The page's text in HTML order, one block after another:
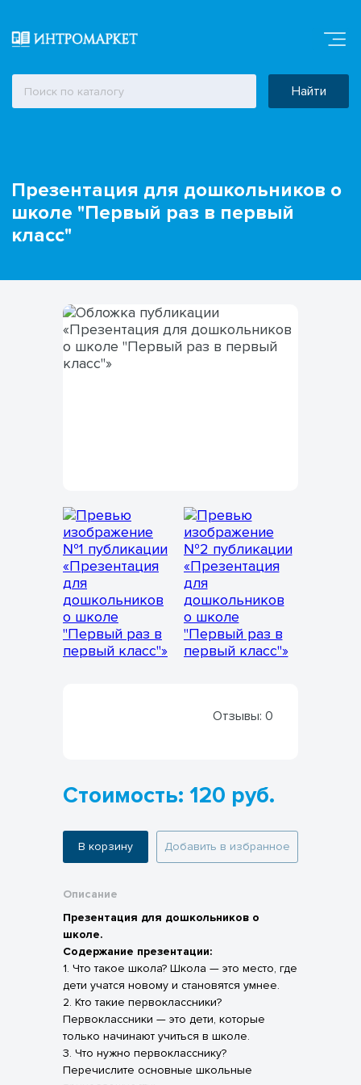
Найти
Презентация для дошкольников о
школе "Первый раз в первый
класс"
Отзывы: 0
Стоимость: 120 руб.
В корзину Добавить в избранное
Описание
Презентация для дошкольников о
школе.
Содержание презентации:
1. Что такое школа? Школа — это место, где
дети учатся новому и становятся умнее.
2. Кто такие первоклассники?
Первоклассники — это дети, которые
только начинают учиться в школе.
3. Что нужно первокласснику?
Перечислите основные школьные